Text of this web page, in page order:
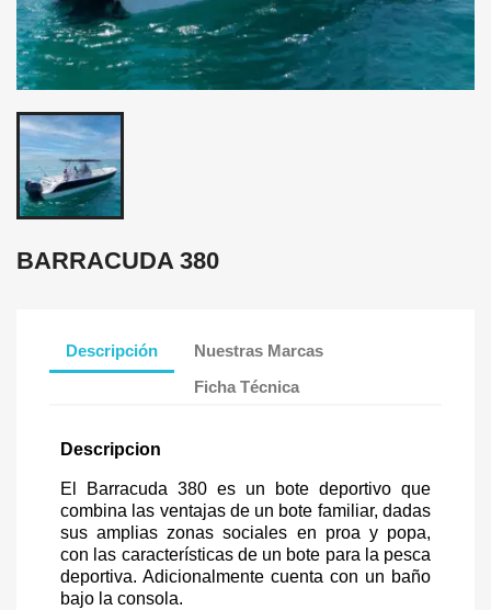
BARRACUDA 380
Descripción
Nuestras Marcas
Ficha Técnica
Descripcion
El Barracuda 380 es un bote deportivo que
combina las ventajas de un bote familiar, dadas
sus amplias zonas sociales en proa y popa,
con las características de un bote para la pesca
deportiva. Adicionalmente cuenta con un baño
bajo la consola.